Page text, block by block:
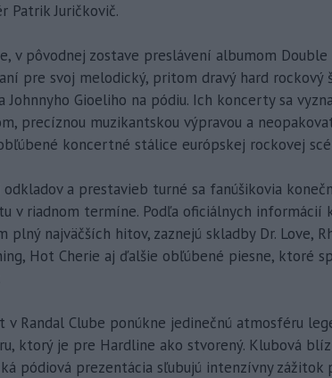
Patrik Juričkovič.
v pôvodnej zostave preslávení albumom
pre svoj melodický, pritom dravý hard rockový
Johnnyho Gioeliho na pódiu. Ich koncerty sa
precíznou muzikantskou výpravou a
koncertné stálice európskej rockovej
odkladov a prestavieb turné sa fanúšikovia
v riadnom termíne. Podľa oficiálnych informácií
plný najväčších hitov, zaznejú skladby Dr. Love,
Hot Cherie aj ďalšie obľúbené piesne, ktoré
v Randal Clube ponúkne jedinečnú atmosféru
ktorý je pre Hardline ako stvorený. Klubová
pódiová prezentácia sľubujú intenzívny zážitok